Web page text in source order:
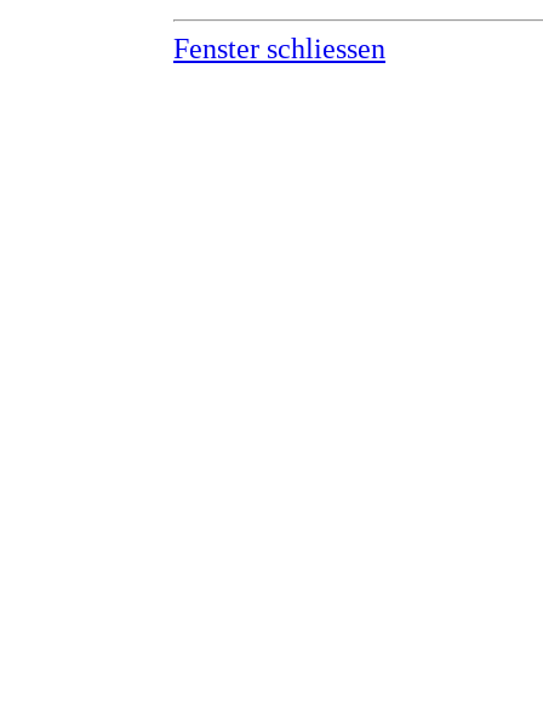
Fenster schliessen